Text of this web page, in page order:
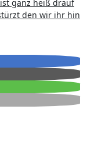
ganz heiß drauf
den wir ihr hin